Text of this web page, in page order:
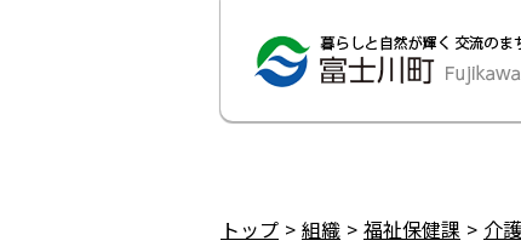
トップ 組織 福祉保健課
介